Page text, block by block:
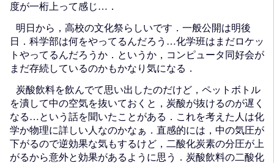
度が一桁上って感じ…．
明日から，高校の文化祭らしいです．一般公開は明後
日．科学部は何をやってるんだろう…化学班はまだロケッ
トやってるんだろうか．というか，コンピュータ同好会が
まだ存続しているのかもかなり気になる．
炭酸飲料を飲んでて思い出したのだけど，ペットボトル
を潰して中の空気を抜いておくと，炭酸が抜けるのが遅く
なる…という話を聞いたことがある．これを考えた人は化
学か物理に詳しい人なのかなぁ．直感的には，中の気圧が
下がるので逆効果な気もするけど，二酸化炭素の分圧が上
がるから意外と効果があるように思う．炭酸飲料の二酸化